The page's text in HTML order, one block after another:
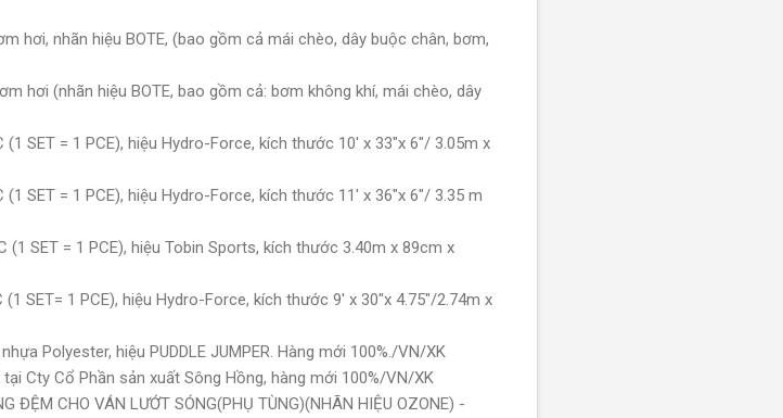
hơi, nhãn hiệu BOTE, (bao gồm cả mái chèo, dây buộc chân, bơm,
hơi (nhãn hiệu BOTE, bao gồm cả: bơm không khí, mái chèo, dây
SET = 1 PCE), hiệu Hydro-Force, kích thước 10' x 33"x 6"/ 3.05m x
SET = 1 PCE), hiệu Hydro-Force, kích thước 11' x 36"x 6"/ 3.35 m
SET = 1 PCE), hiệu Tobin Sports, kích thước 3.40m x 89cm x
SET= 1 PCE), hiệu Hydro-Force, kích thước 9' x 30"x 4.75"/2.74m x
Polyester, hiệu PUDDLE JUMPER. Hàng mới 100%./VN/XK
Cty Cổ Phần sản xuất Sông Hồng, hàng mới 100%/VN/XK
ĐỆM CHO VÁN LƯỚT SÓNG(PHỤ TÙNG)(NHÃN HIỆU OZONE) -